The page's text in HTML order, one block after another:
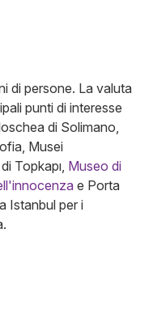
di persone. La valuta
punti di interesse
di Solimano,
Musei
Topkapı, Museo di
e Porta
Istanbul per i